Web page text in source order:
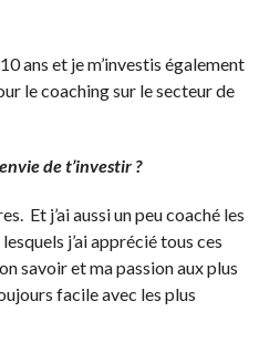
ans et je m’investis également
le coaching sur le secteur de
de t’investir ?
Et j’ai aussi un peu coaché les
j’ai apprécié tous ces
savoir et ma passion aux plus
facile avec les plus